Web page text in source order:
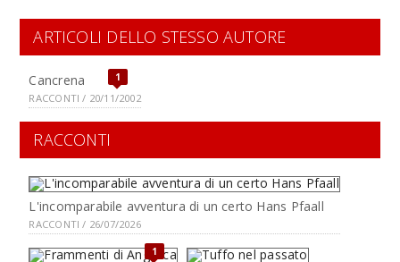
ARTICOLI DELLO STESSO AUTORE
1
Cancrena
RACCONTI / 20/11/2002
RACCONTI
L'incomparabile avventura di un certo Hans Pfaall
RACCONTI / 26/07/2026
1